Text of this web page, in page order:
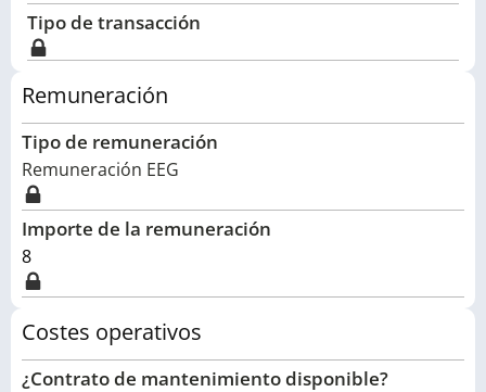
Tipo de transacción
Remuneración
Tipo de remuneración
Remuneración EEG
Importe de la remuneración
8
Costes operativos
¿Contrato de mantenimiento disponible?